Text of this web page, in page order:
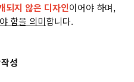
되지 않은 디자인이어야 하며,
함을 의미합니다.
성